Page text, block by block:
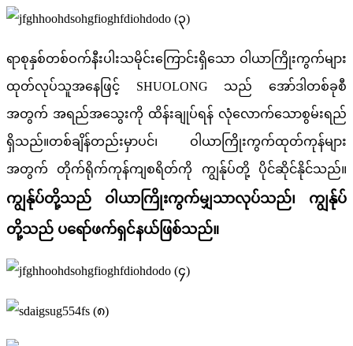
ရာစုနှစ်တစ်ဝက်နီးပါးသမိုင်းကြောင်းရှိသော ဝါယာကြိုးကွက်များ
ထုတ်လုပ်သူအနေဖြင့် SHUOLONG သည် အော်ဒါတစ်ခုစီ
အတွက် အရည်အသွေးကို ထိန်းချုပ်ရန် လုံလောက်သောစွမ်းရည်
ရှိသည်။တစ်ချိန်တည်းမှာပင်၊ ဝါယာကြိုးကွက်ထုတ်ကုန်များ
အတွက် တိုက်ရိုက်ကုန်ကျစရိတ်ကို ကျွန်ုပ်တို့ ပိုင်ဆိုင်နိုင်သည်။
ကျွန်ုပ်တို့သည် ဝါယာကြိုးကွက်မျှသာလုပ်သည်၊ ကျွန်ုပ်
တို့သည် ပရော်ဖက်ရှင်နယ်ဖြစ်သည်။